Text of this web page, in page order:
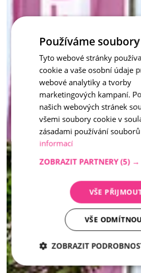
Používáme
Tyto webové stránky
cookie a vaše osobní údaje
webové analytiky a tvorby
marketingových kampaní.
našich webových stránek
všemi soubory cookie v
zásadami používání
informací
ZOBRAZIT PARTNERY (5) →
VŠE
VŠE
ZOBRAZIT
Nezbytně
Analytika